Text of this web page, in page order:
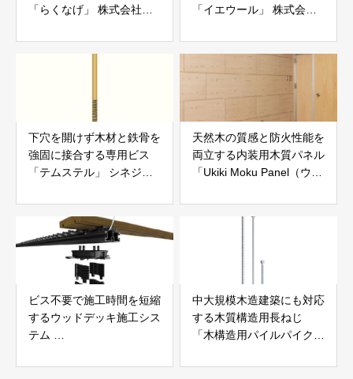
「らくなげ」 株式会社い
「イエウール」 株式会社
下穴を開けず木材と鉄骨を
強固に接合する専用ビス
「テムステル」 シネジッ
天然木の質感と防火性能を
両立する内装用木質パネル
「Ukiki Moku Panel（ウキ
社サンパテック
ビス不要で施工時間を短縮
するウッドデッキ施工シス
テム
JAPAN
中大規模木造建築にも対応
する木質構造用長ねじ
「木構造用パイルパイクビ